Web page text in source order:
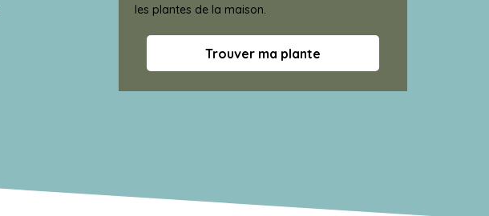
les plantes de la maison.
Trouver ma plante